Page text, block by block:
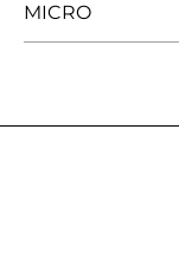
MICRO